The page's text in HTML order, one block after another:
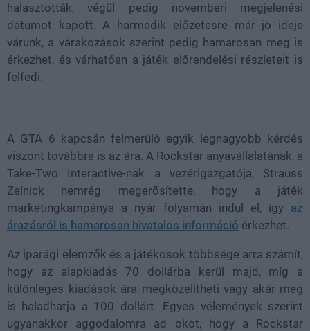
halasztották, végül pedig novemberi megjelenési
dátumot kapott. A harmadik előzetesre már jó ideje
várunk, a várakozások szerint pedig hamarosan meg is
érkezhet, és várhatóan a játék előrendelési részleteit is
felfedi.
A GTA 6 kapcsán felmerülő egyik legnagyobb kérdés
viszont továbbra is az ára. A Rockstar anyavállalatának, a
Take-Two Interactive-nak a vezérigazgatója, Strauss
Zelnick nemrég megerősítette, hogy a játék
marketingkampánya a nyár folyamán indul el, így az
árazásról is hamarosan hivatalos információ érkezhet.
Az iparági elemzők és a játékosok többsége arra számít,
hogy az alapkiadás 70 dollárba kerül majd, míg a
különleges kiadások ára megközelítheti vagy akár meg
is haladhatja a 100 dollárt. Egyes vélemények szerint
ugyanakkor aggodalomra ad okot, hogy a Rockstar